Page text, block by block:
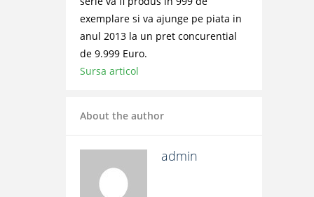
exemplare si va ajunge pe piata in
anul 2013 la un pret concurential
de 9.999 Euro.
Sursa articol
About the author
admin